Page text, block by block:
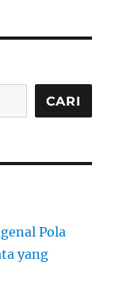
CARI
Pola
yang